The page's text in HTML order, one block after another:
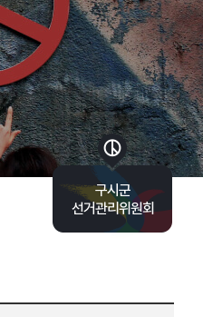
구시군
선거관리위원회
바로가기 목록 열기